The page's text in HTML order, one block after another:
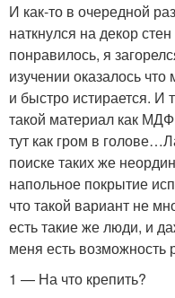
И как-то в очередной
наткнулся на декор
понравилось, я
изучении оказалось
и быстро истирается.
такой материал как
тут как гром в
поиске таких же
напольное покрытие
что такой вариант не
есть такие же люди, и
меня есть возможность
1 — На что крепить?